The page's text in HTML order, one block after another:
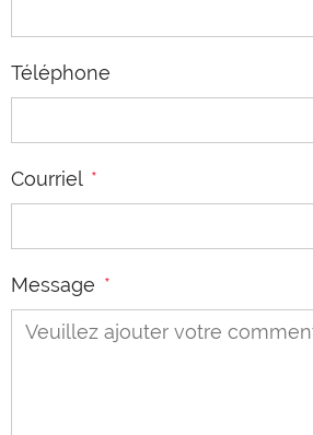
Téléphone
Courriel *
Message *